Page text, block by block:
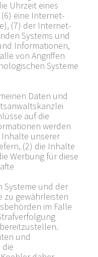
Uhrzeit eines
eine Internet-
(7) der Internet-
Systems und
Informationen,
von Angriffen
Systeme
Daten und
auf die
werden
unserer
(2) die Inhalte
Werbung für diese
und der
zu gewährleisten
im Falle
und